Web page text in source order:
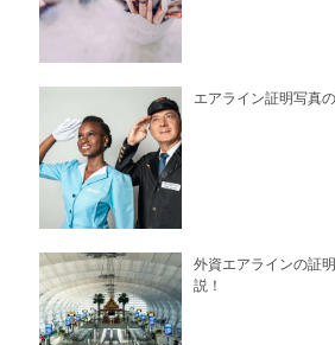
エアライン証明写真
外資エアラインの証
説！